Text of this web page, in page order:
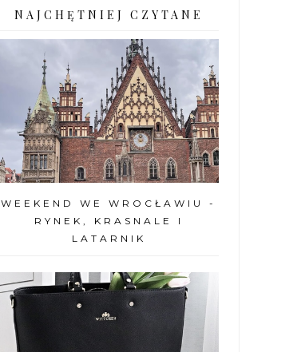
NAJCHĘTNIEJ CZYTANE
WEEKEND WE WROCŁAWIU -
RYNEK, KRASNALE I
LATARNIK